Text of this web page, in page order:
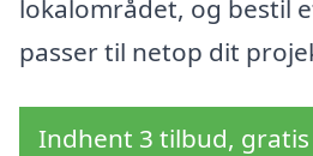
lokalområdet, og bestil
passer til netop dit
Indhent 3 tilbud, gratis